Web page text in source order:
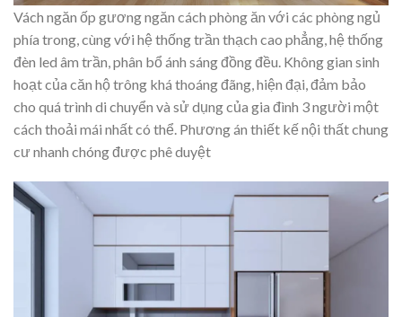
Vách ngăn ốp gương ngăn cách phòng ăn với các phòng ngủ
phía trong, cùng với hệ thống trần thạch cao phẳng, hệ thống
đèn led âm trần, phân bổ ánh sáng đồng đều. Không gian sinh
hoạt của căn hộ trông khá thoáng đãng, hiện đại, đảm bảo
cho quá trình di chuyển và sử dụng của gia đình 3 người một
cách thoải mái nhất có thể. Phương án thiết kế nội thất chung
cư nhanh chóng được phê duyệt